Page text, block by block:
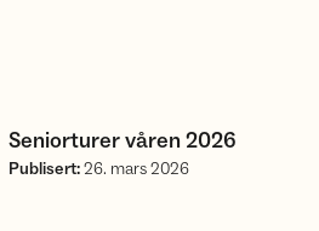
Publisert:26. mars 2026
Seniorturer våren 2026